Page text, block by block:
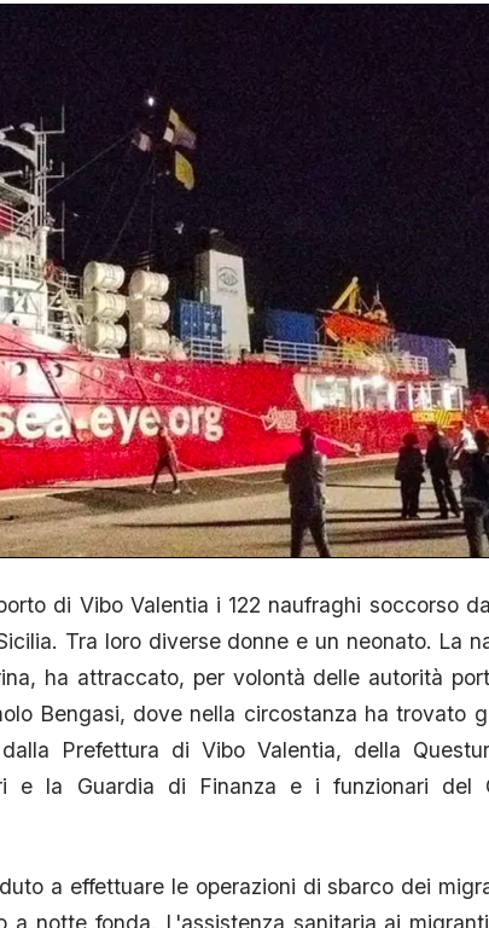
di Vibo Valentia i 122 naufraghi soccorso
Tra loro diverse donne e un neonato. La
ha attraccato, per volontà delle autorità
Bengasi, dove nella circostanza ha trovato
Prefettura di Vibo Valentia, della
e la Guardia di Finanza e i funzionari del
a effettuare le operazioni di sbarco dei
a notte fonda. L'assistenza sanitaria ai